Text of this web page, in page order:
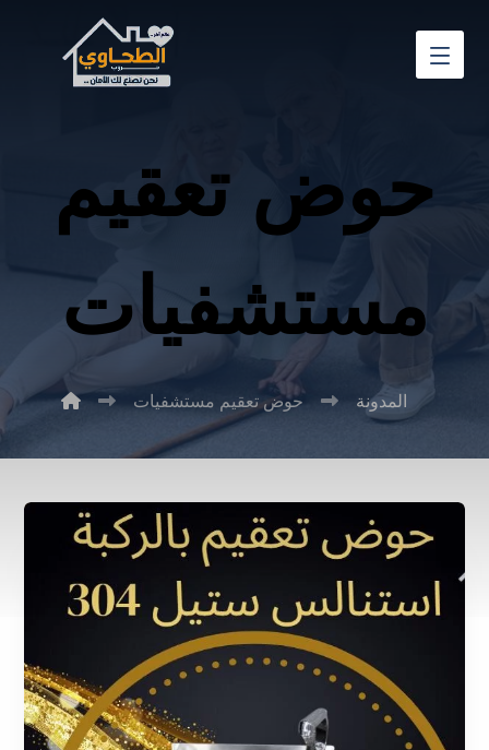
حوض تعقيم
مستشفيات
المدونة حوض تعقيم مستشفيات